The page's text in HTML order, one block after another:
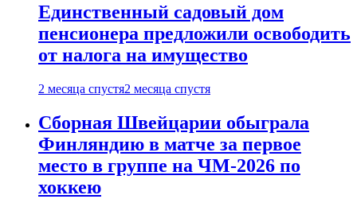
Единственный садовый дом
пенсионера предложили освободить
от налога на имущество
2 месяца спустя2 месяца спустя
Сборная Швейцарии обыграла
Финляндию в матче за первое
место в группе на ЧМ-2026 по
хоккею